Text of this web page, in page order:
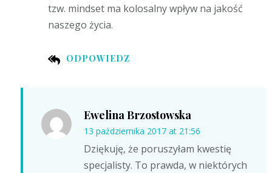
ODPOWIEDZ
tzw. mindset ma kolosalny wpływ na jakość
naszego życia.
Ewelina Brzostowska
13 października 2017 at 21:56
Dziękuję, że poruszyłam kwestię
specjalisty. To prawda, w niektórych